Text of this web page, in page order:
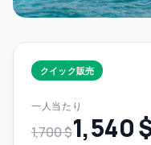
クイック販売
一人当たり
1,700 $1,540